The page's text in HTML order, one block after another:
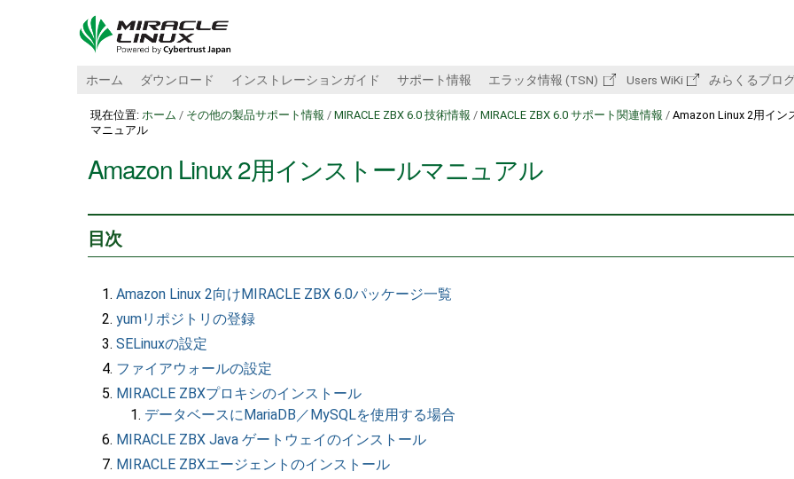
ホーム ダウンロード インストレーションガイド サポート情報 エラッタ情報 (TSN) Users WiKi みらくるブロ
現在位置: ホーム / その他の製品サポート情報 / MIRACLE ZBX 6.0 技術情報 / MIRACLE ZBX 6.0 サポート関連情報 / Amazon Linux 2用イン
マニュアル
Amazon Linux 2用インストールマニュアル
目次
Amazon Linux 2向けMIRACLE ZBX 6.0パッケージ一覧
yumリポジトリの登録
SELinuxの設定
ファイアウォールの設定
MIRACLE ZBXプロキシのインストール
データベースにMariaDB／MySQLを使用する場合
MIRACLE ZBX Java ゲートウェイのインストール
MIRACLE ZBXエージェントのインストール